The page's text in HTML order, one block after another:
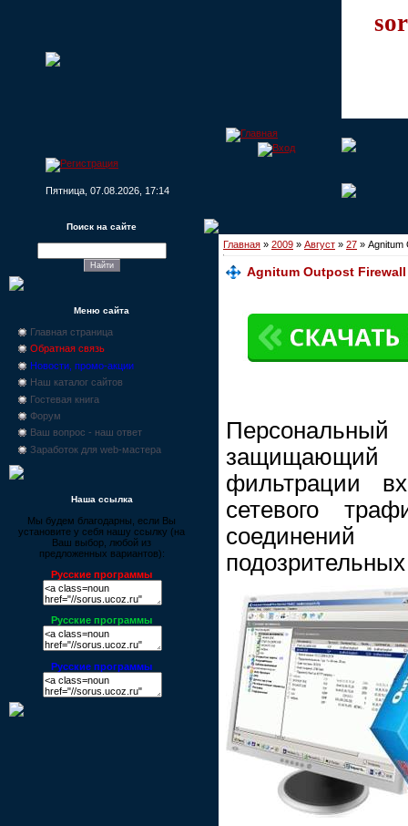
Пятница, 07.08.2026, 17:14
Поиск на сайте
Меню сайта
Главная страница
Обратная связь
Новости, промо-акции
Наш каталог сайтов
Гостевая книга
Форум
Ваш вопрос - наш ответ
Заработок для web-мастера
Наша ссылка
Мы будем благодарны, если Вы
установите у себя нашу ссылку (на
Ваш выбор, любой из
предложенных вариантов):
Русские программы
Русские программы
Русские программы
Главная » 2009 » Август » 27 » Agnitum
Agnitum Outpost Firewall
защищающий
фильтрации
сетевого